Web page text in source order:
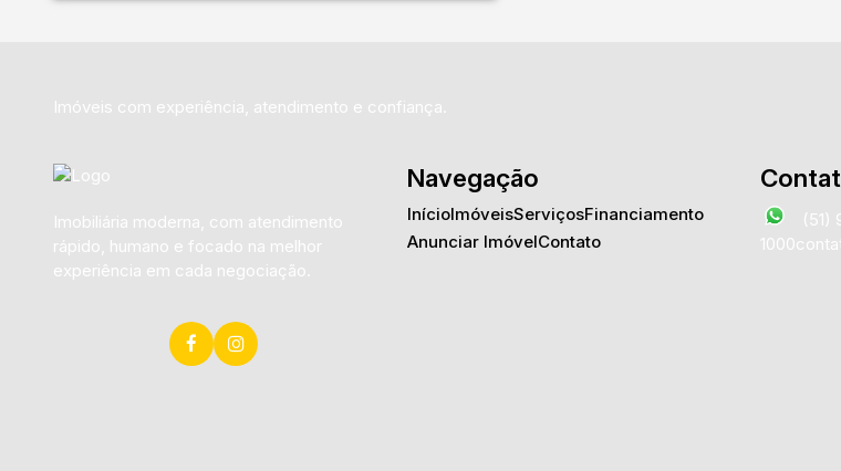
Imóveis com experiência, atendimento e confiança.
Imobiliária moderna, com atendimento
rápido, humano e focado na melhor
experiência em cada negociação.
Navegação
InícioImóveisServiçosFinanciamento
Anunciar ImóvelContato
(51)
1000